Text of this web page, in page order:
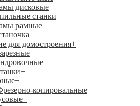
дисковые
станки
рамные
для домостроения+
+
+
копировальные
+